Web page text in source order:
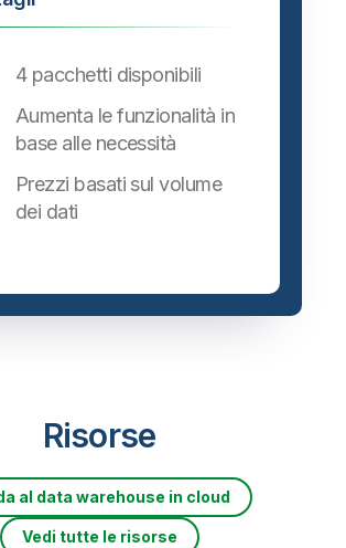
4 pacchetti disponibili
Aumenta le funzionalità in
base alle necessità
Prezzi basati sul volume
dei dati
Risorse
al data warehouse in cloud
Vedi tutte le risorse